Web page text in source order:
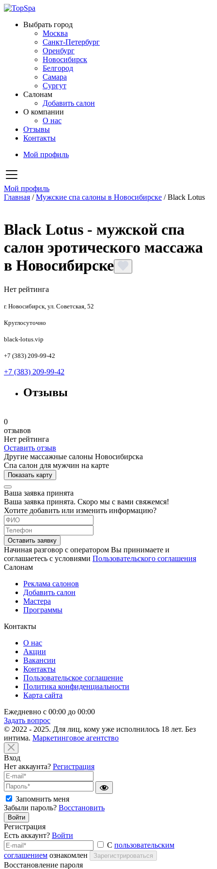
Выбрать город
Москва
Санкт-Петербург
Оренбург
Новосибирск
Белгород
Самара
Сургут
Салонам
Добавить салон
О компании
О нас
Отзывы
Контакты
Мой профиль
Мой профиль
Главная /Мужские спа салоны в Новосибирске /Black Lotus
Black Lotus - мужской спа
салон эротического массажа
в Новосибирске
Нет рейтинга
г. Новосибирск, ул. Советская, 52
Круглосуточно
black-lotus.vip
+7 (383) 209-99-42
+7 (383) 209-99-42
Отзывы
0
отзывов
Нет рейтинга
Оставить отзыв
Другие массажные салоны Новосибирска
Спа салон для мужчин на карте
Показать карту
Ваша заявка принята
Ваша заявка принята. Скоро мы с вами свяжемся!
Хотите добавить или изменить информацию?
Оставить заявку
Начиная разговор с оператором Вы принимаете и
соглашаетесь с условиями Пользовательского соглашения
Салонам
Реклама салонов
Добавить салон
Мастера
Программы
Контакты
О нас
Акции
Вакансии
Контакты
Пользовательское соглашение
Политика конфиденциальности
Карта сайта
Ежедневно с 00:00 до 00:00
Задать вопрос
© 2022 - 2025. Для лиц, кому уже исполнилось 18 лет. Без
интима. Маркетинговое агентство
Вход
Нет аккаунта? Регистрация
Запомнить меня
Забыли пароль? Восстановить
Войти
Регистрация
Есть аккаунт? Войти
С пользовательским
соглашением ознакомлен Зарегистрироваться
Восстановление пароля